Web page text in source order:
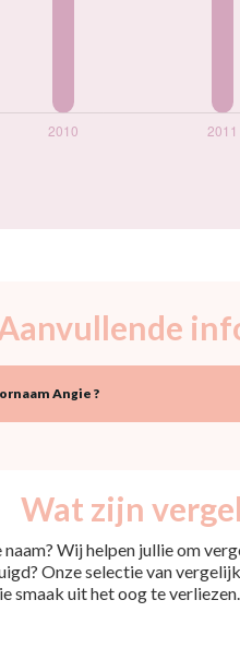
Angie ?
Wat zijn
Wij helpen jullie om
Onze selectie van
smaak uit het oog te